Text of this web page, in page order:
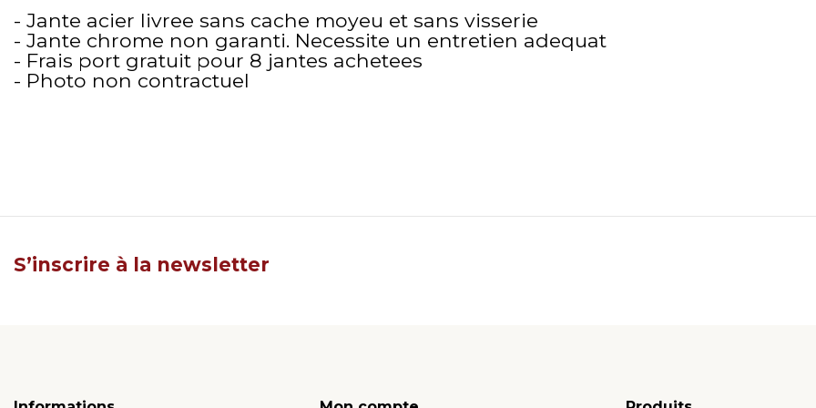
- Jante acier livree sans cache moyeu et sans visserie
- Jante chrome non garanti. Necessite un entretien adequat
- Frais port gratuit pour 8 jantes achetees
- Photo non contractuel
S’inscrire à la newsletter